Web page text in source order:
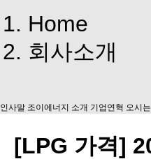
Home
회사소개
인사말 조이에너지 소개 기업연혁 오시
[LPG 가격]